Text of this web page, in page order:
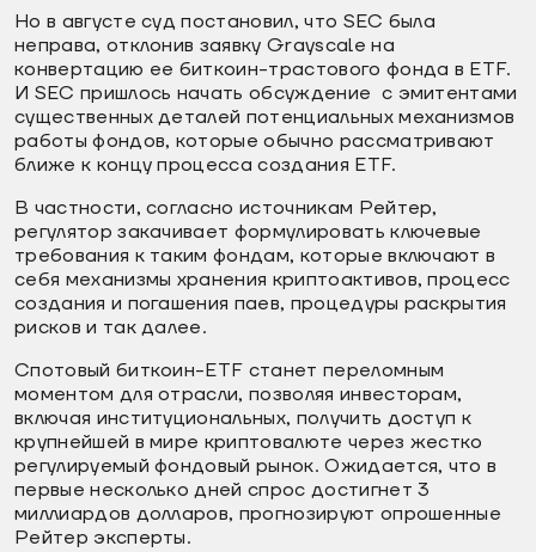
Но в августе суд постановил, что SEC была
неправа, отклонив заявку Grayscale на
конвертацию ее биткоин-трастового фонда в ETF.
И SEC пришлось начать обсуждение с эмитентами
существенных деталей потенциальных механизмов
работы фондов, которые обычно рассматривают
ближе к концу процесса создания ETF.
В частности, согласно источникам Рейтер,
регулятор закачивает формулировать ключевые
требования к таким фондам, которые включают в
себя механизмы хранения криптоактивов, процесс
создания и погашения паев, процедуры раскрытия
рисков и так далее.
Спотовый биткоин-ETF станет переломным
моментом для отрасли, позволяя инвесторам,
включая институциональных, получить доступ к
крупнейшей в мире криптовалюте через жестко
регулируемый фондовый рынок. Ожидается, что в
первые несколько дней спрос достигнет 3
миллиардов долларов, прогнозируют опрошенные
Рейтер эксперты.